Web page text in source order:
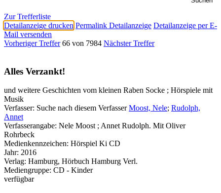
Zur Trefferliste
Detailanzeige drucken Permalink Detailanzeige Detailanzeige per E-
Mail versenden
Vorheriger Treffer 66 von 7984 Nächster Treffer
Alles Verzankt!
und weitere Geschichten vom kleinen Raben Socke ; Hörspiele mit
Musik
Verfasser: Suche nach diesem Verfasser Moost, Nele; Rudolph,
Annet
Verfasserangabe: Nele Moost ; Annet Rudolph. Mit Oliver
Rohrbeck
Medienkennzeichen: Hörspiel Ki CD
Jahr: 2016
Verlag: Hamburg, Hörbuch Hamburg Verl.
Mediengruppe: CD - Kinder
verfügbar